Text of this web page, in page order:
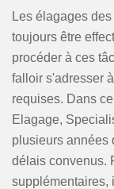
Les élagages
toujours être
procéder à ces
falloir s'adresser
requises. Dans
Elagage,
plusieurs années
délais convenus.
supplémentaires,